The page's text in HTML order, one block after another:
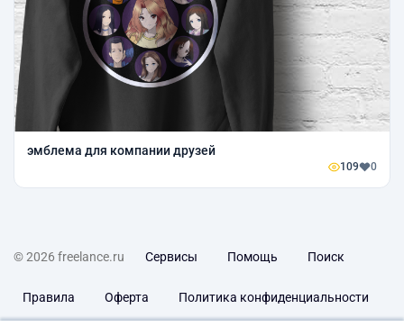
эмблема для компании друзей
109 0
© 2026 freelance.ru Сервисы Помощь Поиск
Правила Оферта Политика конфиденциальности